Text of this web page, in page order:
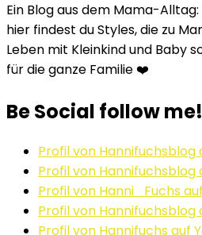
Ein Blog aus dem Mama-Alltag:
hier findest du Styles, die zu
Leben mit Kleinkind und Baby
für die ganze Familie ❤️
Be Social follow me!
Profil von
Profil von
Profil von Hanni_Fuchs
Profil von
Profil von Hannifuchs auf